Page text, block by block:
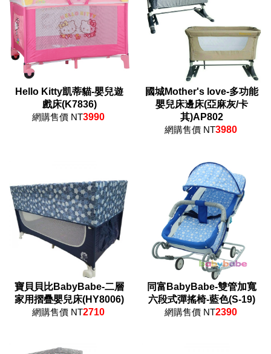
Hello Kitty凱蒂貓-嬰兒遊
戲床(K7836)
網購售價 NT3990
國城Mother's love-多功能
嬰兒床邊床(亞麻灰/卡
其)AP802
網購售價 NT3980
寶貝貝比BabyBabe-二層
家用摺疊嬰兒床(HY8006)
網購售價 NT2710
同富BabyBabe-雙管加寬
六段式彈搖椅-藍色(S-19)
網購售價 NT2390